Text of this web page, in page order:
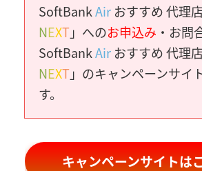
SoftBankAir おすすめ 代理
NEXT」へのお申込み ・お問
SoftBankAir おすすめ 代理
NEXT」のキャンペーンサイ
す。
キャンペーンサイトは